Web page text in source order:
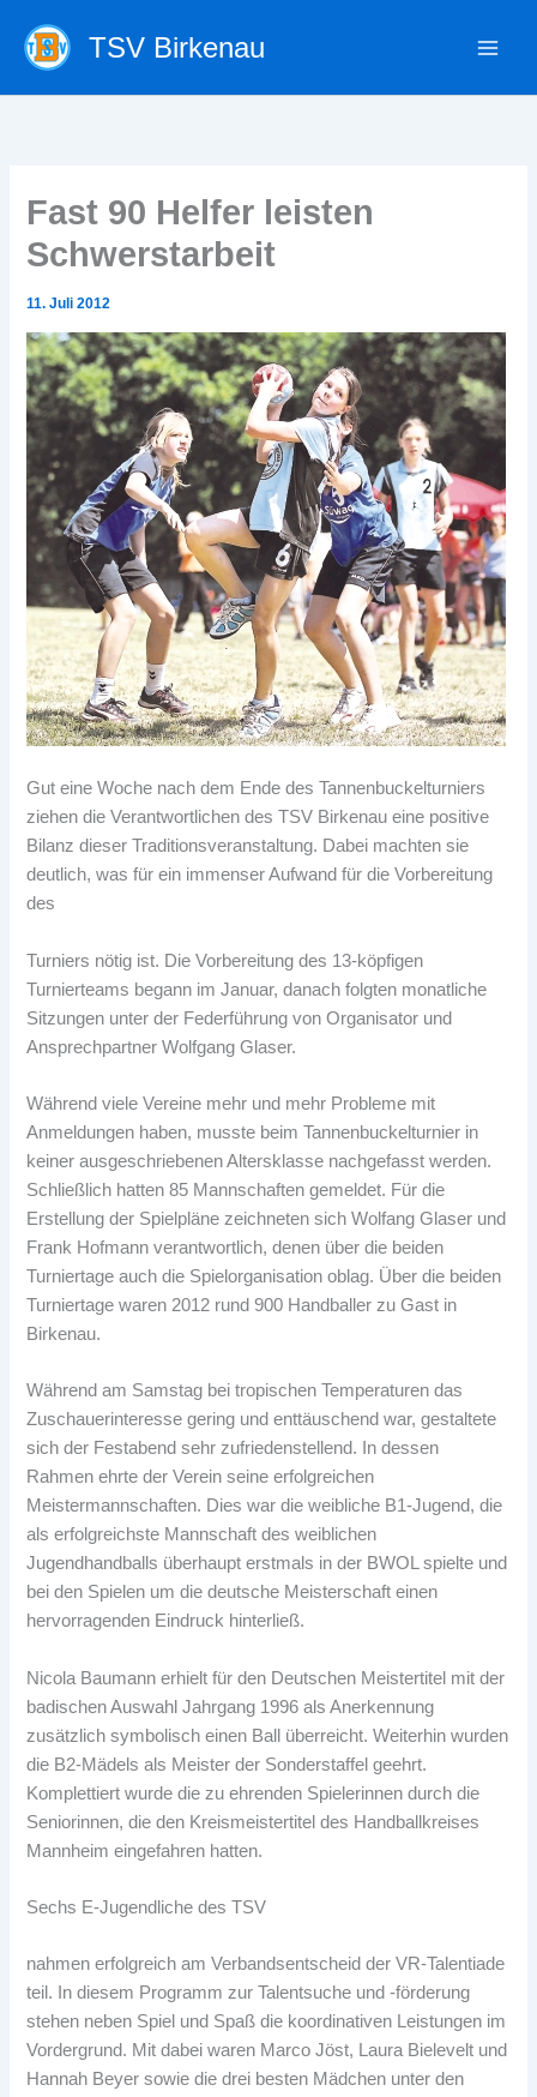
Inhalt
springen
TSV Birkenau
Fast 90 Helfer leisten
Schwerstarbeit
11. Juli 2012
Gut eine Woche nach dem Ende des Tannenbuckelturniers
ziehen die Verantwortlichen des TSV Birkenau eine positive
Bilanz dieser Traditionsveranstaltung. Dabei machten sie
deutlich, was für ein immenser Aufwand für die Vorbereitung
des
Turniers nötig ist. Die Vorbereitung des 13-köpfigen
Turnierteams begann im Januar, danach folgten monatliche
Sitzungen unter der Federführung von Organisator und
Ansprechpartner Wolfgang Glaser.
Während viele Vereine mehr und mehr Probleme mit
Anmeldungen haben, musste beim Tannenbuckelturnier in
keiner ausgeschriebenen Altersklasse nachgefasst werden.
Schließlich hatten 85 Mannschaften gemeldet. Für die
Erstellung der Spielpläne zeichneten sich Wolfang Glaser und
Frank Hofmann verantwortlich, denen über die beiden
Turniertage auch die Spielorganisation oblag. Über die beiden
Turniertage waren 2012 rund 900 Handballer zu Gast in
Birkenau.
Während am Samstag bei tropischen Temperaturen das
Zuschauerinteresse gering und enttäuschend war, gestaltete
sich der Festabend sehr zufriedenstellend. In dessen
Rahmen ehrte der Verein seine erfolgreichen
Meistermannschaften. Dies war die weibliche B1-Jugend, die
als erfolgreichste Mannschaft des weiblichen
Jugendhandballs überhaupt erstmals in der BWOL spielte und
bei den Spielen um die deutsche Meisterschaft einen
hervorragenden Eindruck hinterließ.
Nicola Baumann erhielt für den Deutschen Meistertitel mit der
badischen Auswahl Jahrgang 1996 als Anerkennung
zusätzlich symbolisch einen Ball überreicht. Weiterhin wurden
die B2-Mädels als Meister der Sonderstaffel geehrt.
Komplettiert wurde die zu ehrenden Spielerinnen durch die
Seniorinnen, die den Kreismeistertitel des Handballkreises
Mannheim eingefahren hatten.
Sechs E-Jugendliche des TSV
nahmen erfolgreich am Verbandsentscheid der VR-Talentiade
teil. In diesem Programm zur Talentsuche und -förderung
stehen neben Spiel und Spaß die koordinativen Leistungen im
Vordergrund. Mit dabei waren Marco Jöst, Laura Bielevelt und
Hannah Beyer sowie die drei besten Mädchen unter den